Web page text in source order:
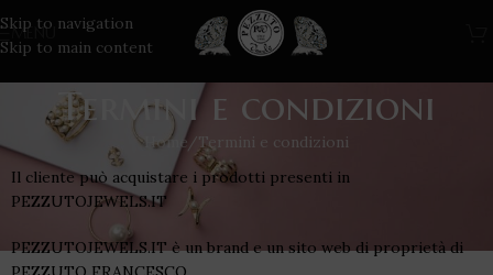
Skip to navigation
Skip to main content
MENU
Termini e condizioni
Home
Termini e condizioni
Il cliente può acquistare i prodotti presenti in
PEZZUTOJEWELS.IT
PEZZUTOJEWELS.IT è un brand e un sito web di proprietà di